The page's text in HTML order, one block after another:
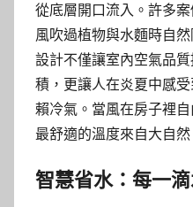
從底層開口流入。許多
風吹過植物與水麵時自
設計不僅讓室內空氣品
積，更讓人在炎夏中感
賴冷氣。當風在房子裡
最舒適的溫度來自大自然
智慧省水：每一